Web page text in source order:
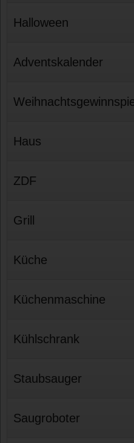
Halloween
Adventskalender
Haus
ZDF
Grill
Küche
Küchenmaschine
Kühlschrank
Staubsauger
Saugroboter